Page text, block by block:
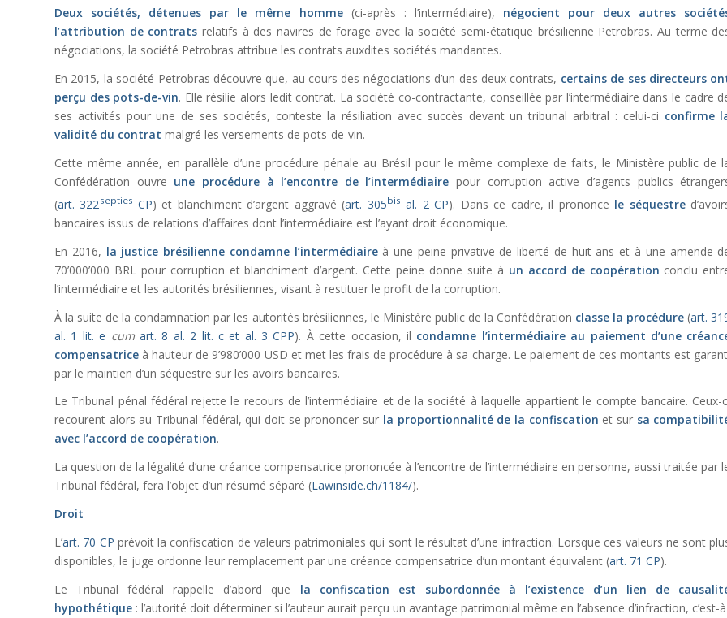
Deux sociétés, détenues par le même homme(ci-après : l’intermédiaire), négocient
pour deux autres
l’attribution de contrats relatifs à des navires de forage avec la société semi-étatique brésilienne Petrobras. Au terme
négociations, la société Petrobras attribue les contrats auxdites sociétés mandantes.
En 2015, la société Petrobras découvre que, au cours des négociations d’un des deux contrats, certains de ses directeurs
perçu des pots-de-vin. Elle résilie alors ledit contrat. La société co-contractante, conseillée par l’intermédiaire dans le cadre
ses activités pour une de ses sociétés, conteste la résiliation avec succès devant un tribunal arbitral : celui-ci confirme
validité du contrat malgré les versements de pots-de-vin.
Cette même année, en parallèle d’une procédure pénale au Brésil pour le même complexe de faits, le Ministère public de
Confédération ouvre une procédure à l’encontre de l’intermédiaire pour corruption active d’agents publics
(art. 322 septies CP) et blanchiment d’argent aggravé (art. 305bis al. 2 CP). Dans ce cadre, il prononce le séquestre
bancaires issus de relations d’affaires dont l’intermédiaire est l’ayant droit économique.
En 2016, la justice brésilienne condamne l’intermédiaireà une peine privative de liberté de huit ans et à une amende
70’000’000 BRL pour corruption et blanchiment d’argent. Cette peine donne suite à un accord de coopération conclu
l’intermédiaire et les autorités brésiliennes, visant à restituer le profit de la corruption.
À la suite de la condamnation par les autorités brésiliennes, le Ministère public de la Confédération classe la procédure (art.
al. 1 lit. e cum art. 8 al. 2 lit. c et al. 3 CPP). À cette occasion, il condamne l’intermédiaire au paiement d’une
compensatrice à hauteur de 9’980’000 USD et met les frais de procédure à sa charge. Le paiement de ces montants est
par le maintien d’un séquestre sur les avoirs bancaires.
Le Tribunal pénal fédéral rejette le recours de l’intermédiaire et de la société à laquelle appartient le compte bancaire. Ceux-
recourent alors au Tribunal fédéral, qui doit se prononcer sur la proportionnalité de la confiscation et sursa
avec l’accord de coopération.
La question de la légalité d’une créance compensatrice prononcée à l’encontre de l’intermédiaire en personne, aussi traitée par
Tribunal fédéral, fera l’objet d’un résumé séparé (Lawinside.ch/1184/).
Droit
L’art. 70 CP prévoit la confiscation de valeurs patrimoniales qui sont le résultat d’une infraction. Lorsque ces valeurs ne sont
disponibles, le juge ordonne leur remplacement par une créance compensatrice d’un montant équivalent (art. 71 CP).
Le Tribunal fédéral rappelle d’abord que la confiscation est subordonnée à l’existence d’un lien de
hypothétique : l’autorité doit déterminer si l’auteur aurait perçu un avantage patrimonial même en l’absence d’infraction, c’est-